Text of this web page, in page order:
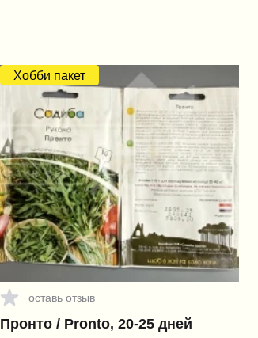
Хобби пакет
оставь отзыв
Пронто / Pronto, 20-25 дней